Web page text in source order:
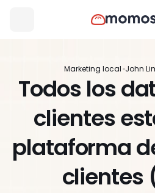
Marketing local John
Todos los
clientes
plataforma
clientes